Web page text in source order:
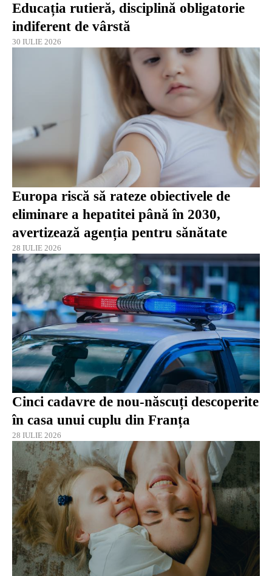
Educația rutieră, disciplină obligatorie
indiferent de vârstă
30 IULIE 2026
Europa riscă să rateze obiectivele de
eliminare a hepatitei până în 2030,
avertizează agenția pentru sănătate
28 IULIE 2026
Cinci cadavre de nou-născuți descoperite
în casa unui cuplu din Franța
28 IULIE 2026